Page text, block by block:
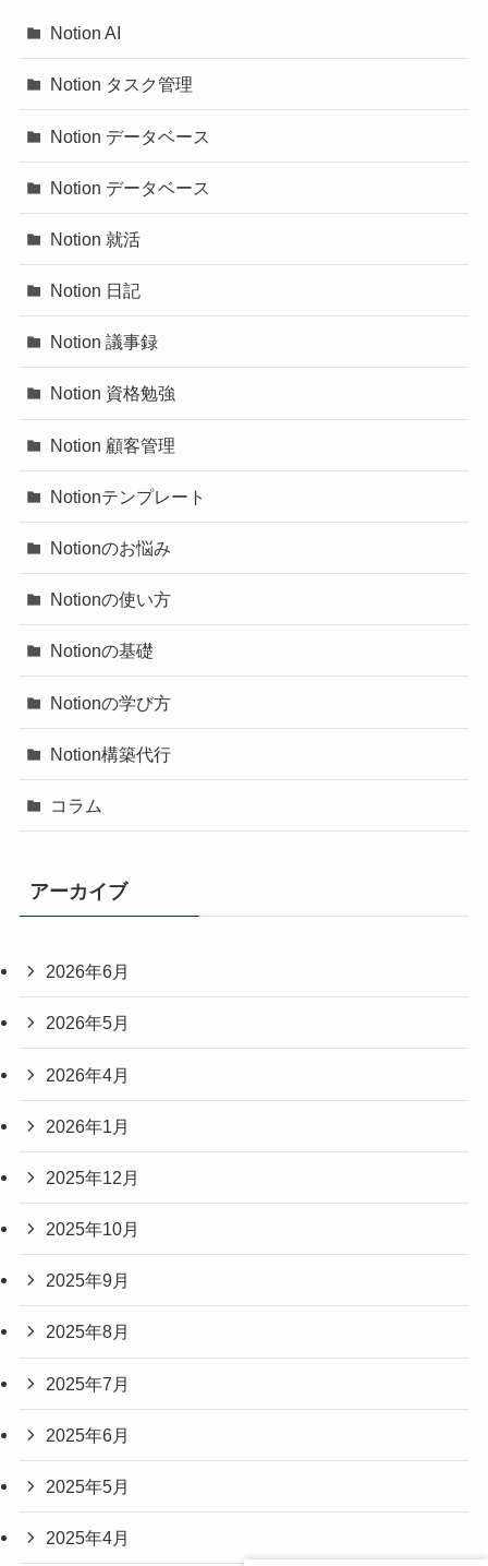
Notion AI
Notion タスク管理
Notion データベース
Notion データベース
Notion 就活
Notion 日記
Notion 議事録
Notion 資格勉強
Notion 顧客管理
Notionテンプレート
Notionのお悩み
Notionの使い方
Notionの基礎
Notionの学び方
Notion構築代行
コラム
アーカイブ
2026年6月
2026年5月
2026年4月
2026年1月
2025年12月
2025年10月
2025年9月
2025年8月
2025年7月
2025年6月
2025年5月
2025年4月